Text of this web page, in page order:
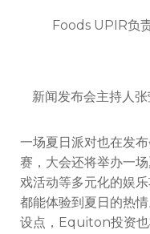
Foods UPIR负
新闻发布会主持人
一场夏日派对也在发
赛，大会还将举办一
戏活动等多元化的娱
都能体验到夏日的热
设点，Equiton投资也